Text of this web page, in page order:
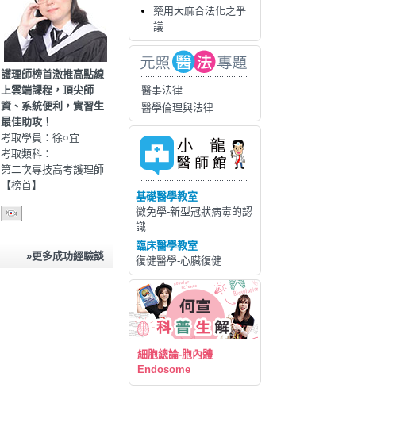
藥用大麻合法化之爭
議
醫事法律
醫學倫理與法律
基礎醫學教室
微免學-新型冠狀病毒的認
識
臨床醫學教室
復健醫學-心臟復健
細胞總論-胞內體
Endosome
護理師榜首激推高點線
上雲端課程，頂尖師
資、系統便利，實習生
最佳助攻！
考取學員：徐○宜
考取類科：
第二次專技高考護理師
【榜首】
»更多成功經驗談